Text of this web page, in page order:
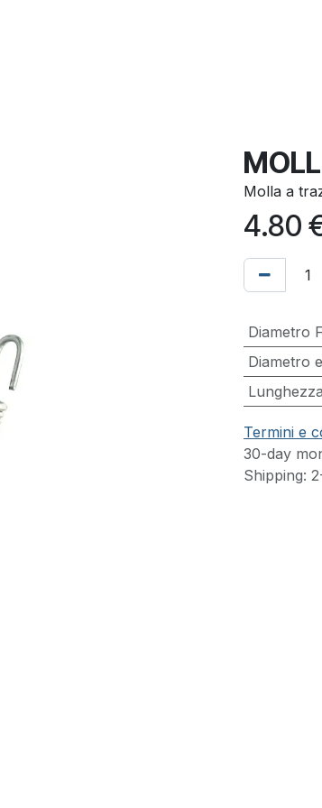
Molla a
4.80
Diametro
Diametro
Lunghezza
Termini e
30-day
Shipping: